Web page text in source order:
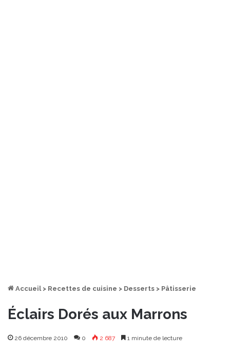
Accueil > Recettes de cuisine > Desserts > Pâtisserie
Éclairs Dorés aux Marrons
26 décembre 2010 0 2 687 1 minute de lecture